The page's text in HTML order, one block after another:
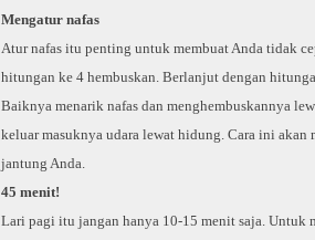
Mengatur nafas
Atur nafas itu penting untuk membuat Anda tidak
hitungan ke 4 hembuskan. Berlanjut dengan
Baiknya menarik nafas dan menghembuskannya
keluar masuknya udara lewat hidung. Cara ini akan
jantung Anda.
45 menit!
Lari pagi itu jangan hanya 10-15 menit saja. Untuk